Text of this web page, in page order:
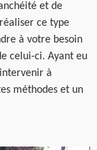
et de
ce type
à votre besoin
celui-ci. Ayant eu
à
méthodes et un